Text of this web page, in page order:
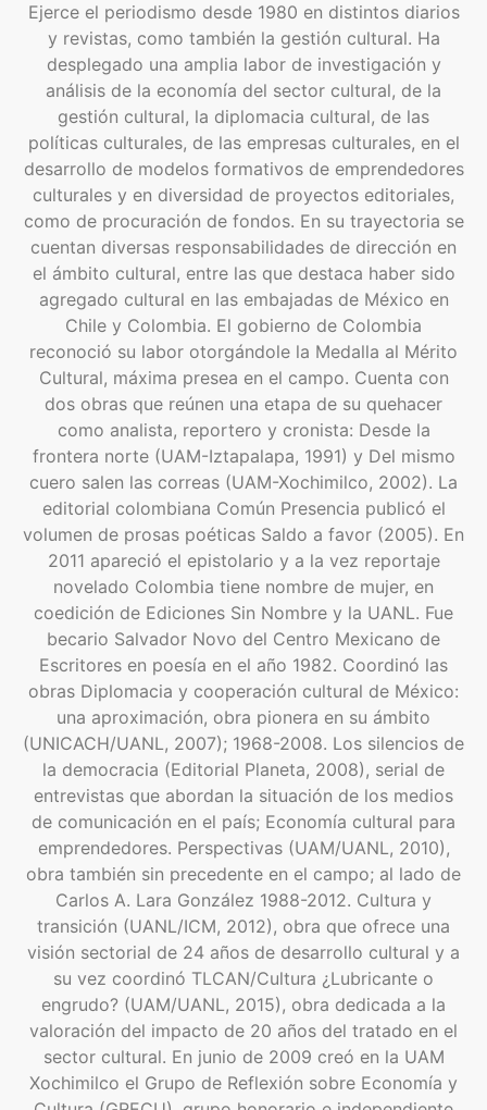
Ejerce el periodismo desde 1980 en distintos diarios
y revistas, como también la gestión cultural. Ha
desplegado una amplia labor de investigación y
análisis de la economía del sector cultural, de la
gestión cultural, la diplomacia cultural, de las
políticas culturales, de las empresas culturales, en el
desarrollo de modelos formativos de emprendedores
culturales y en diversidad de proyectos editoriales,
como de procuración de fondos. En su trayectoria se
cuentan diversas responsabilidades de dirección en
el ámbito cultural, entre las que destaca haber sido
agregado cultural en las embajadas de México en
Chile y Colombia. El gobierno de Colombia
reconoció su labor otorgándole la Medalla al Mérito
Cultural, máxima presea en el campo. Cuenta con
dos obras que reúnen una etapa de su quehacer
como analista, reportero y cronista: Desde la
frontera norte (UAM-Iztapalapa, 1991) y Del mismo
cuero salen las correas (UAM-Xochimilco, 2002). La
editorial colombiana Común Presencia publicó el
volumen de prosas poéticas Saldo a favor (2005). En
2011 apareció el epistolario y a la vez reportaje
novelado Colombia tiene nombre de mujer, en
coedición de Ediciones Sin Nombre y la UANL. Fue
becario Salvador Novo del Centro Mexicano de
Escritores en poesía en el año 1982. Coordinó las
obras Diplomacia y cooperación cultural de México:
una aproximación, obra pionera en su ámbito
(UNICACH/UANL, 2007); 1968-2008. Los silencios de
la democracia (Editorial Planeta, 2008), serial de
entrevistas que abordan la situación de los medios
de comunicación en el país; Economía cultural para
emprendedores. Perspectivas (UAM/UANL, 2010),
obra también sin precedente en el campo; al lado de
Carlos A. Lara González 1988-2012. Cultura y
transición (UANL/ICM, 2012), obra que ofrece una
visión sectorial de 24 años de desarrollo cultural y a
su vez coordinó TLCAN/Cultura ¿Lubricante o
engrudo? (UAM/UANL, 2015), obra dedicada a la
valoración del impacto de 20 años del tratado en el
sector cultural. En junio de 2009 creó en la UAM
Xochimilco el Grupo de Reflexión sobre Economía y